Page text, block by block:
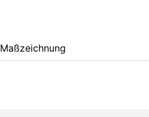
Maßzeichnung